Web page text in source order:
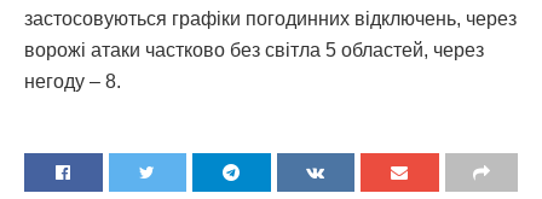
застосовуються графіки погодинних відключень, через
ворожі атаки частково без світла 5 областей, через
негоду – 8.